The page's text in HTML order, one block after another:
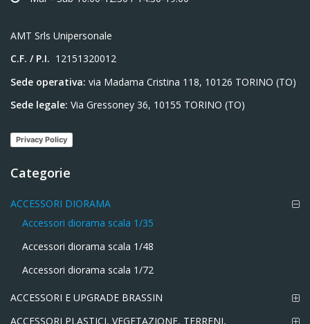
AMT Srls Unipersonale
C.F. / P.I. 12151320012
Sede operativa: via Madama Cristina 118, 10126 TORINO (TO)
Sede legale: Via Gressoney 36, 10155 TORINO (TO)
Privacy Policy
Categorie
ACCESSORI DIORAMA
Accessori diorama scala 1/35
Accessori diorama scala 1/48
Accessori diorama scala 1/72
ACCESSORI E UPGRADE BRASSIN
ACCESSORI PLASTICI, VEGETAZIONE, TERRENI,